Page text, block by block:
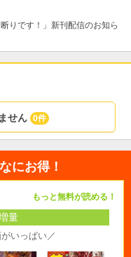
りです！」新刊配信のお知ら
せん 0件
にお得！
もっと無料が読める！
量
いっぱい／